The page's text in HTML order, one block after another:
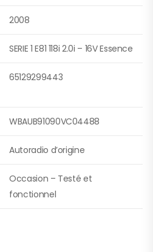
2008
SERIE 1 E81 118i 2.0i – 16V Essence
65129299443
WBAUB91090VC04488
Autoradio d’origine
Occasion – Testé et
fonctionnel